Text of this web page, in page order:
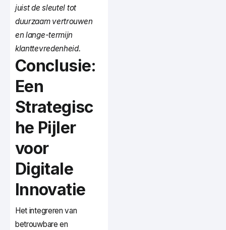
juist de sleutel tot
duurzaam vertrouwen
en lange-termijn
klanttevredenheid.
Conclusie:
Een
Strategisc
he Pijler
voor
Digitale
Innovatie
Het integreren van
betrouwbare en